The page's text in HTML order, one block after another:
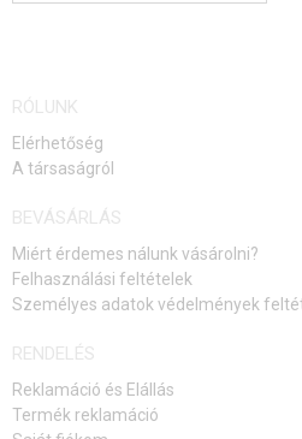
RÓLUNK
Elérhetőség
A társaságról
BEVÁSÁRLÁS
Miért érdemes nálunk vásárolni?
Felhasználási feltételek
Személyes adatok védelmények
RENDELÉS
Reklamáció és Elállás
Termék reklamáció